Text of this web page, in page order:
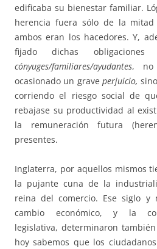
edificaba su bienestar familiar.
herencia fuera sólo de la
ambos eran los hacedores. Y,
fijado dichas
cónyuges/familiares/ayudantes, no
ocasionado un graveperjuicio,
corriendo el riesgo social de
rebajase su productividad al
la remuneración futura
presentes.
Inglaterra, por aquellos mismos
la pujante cuna de la
reina del comercio. Ese siglo y
cambio económico, y la
legislativa, determinaron
hoy sabemos que los